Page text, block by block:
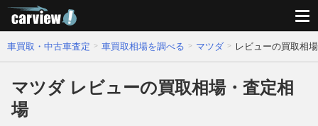
車買取・中古車査定 車買取相場を調べる マツダ レビューの買取相
マツダ レビューの買取相場・査定相
場